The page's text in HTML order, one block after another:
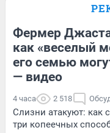
Фермер
как «веселый
его семью
— видео
4 часа 2 518
Слизни атакуют: как
три копеечных